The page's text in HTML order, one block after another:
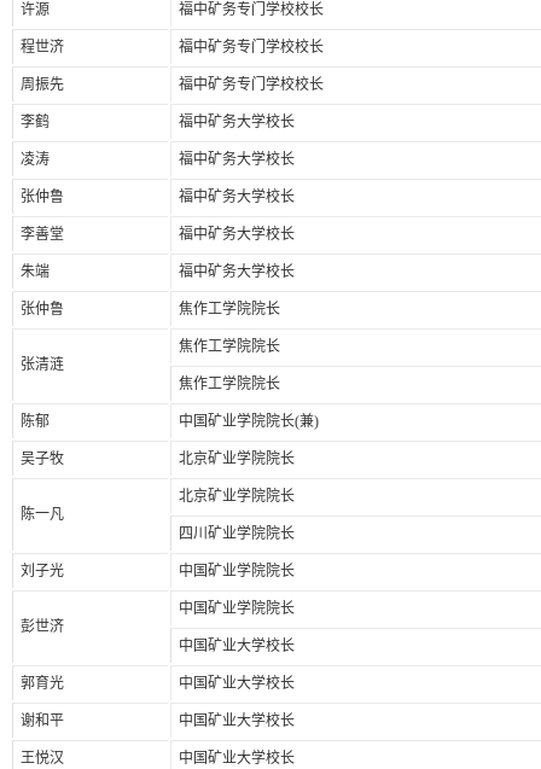
许源 福中矿务专门学校校长
程世济 福中矿务专门学校校长
周振先 福中矿务专门学校校长
李鹤 福中矿务大学校长
凌涛 福中矿务大学校长
张仲鲁 福中矿务大学校长
李善堂 福中矿务大学校长
朱端 福中矿务大学校长
张仲鲁 焦作工学院院长
张清涟
焦作工学院院长
焦作工学院院长
陈郁 中国矿业学院院长(兼)
吴子牧 北京矿业学院院长
陈一凡
北京矿业学院院长
四川矿业学院院长
刘子光 中国矿业学院院长
彭世济
中国矿业学院院长
中国矿业大学校长
郭育光 中国矿业大学校长
谢和平 中国矿业大学校长
王悦汉 中国矿业大学校长